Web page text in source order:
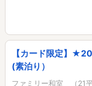
【カード限定】
(素泊り）
ファミリー和室 （21